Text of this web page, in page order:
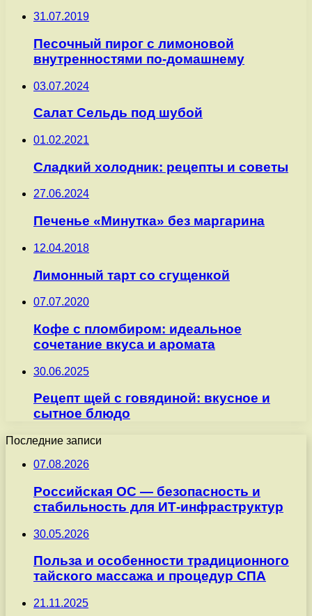
31.07.2019
Песочный пирог с лимоновой
внутренностями по-домашнему
03.07.2024
Салат Сельдь под шубой
01.02.2021
Сладкий холодник: рецепты и советы
27.06.2024
Печенье «Минутка» без маргарина
12.04.2018
Лимонный тарт со сгущенкой
07.07.2020
Кофе с пломбиром: идеальное
сочетание вкуса и аромата
30.06.2025
Рецепт щей с говядиной: вкусное и
сытное блюдо
Последние записи
07.08.2026
Российская ОС — безопасность и
стабильность для ИТ-инфраструктур
30.05.2026
Польза и особенности традиционного
тайского массажа и процедур СПА
21.11.2025